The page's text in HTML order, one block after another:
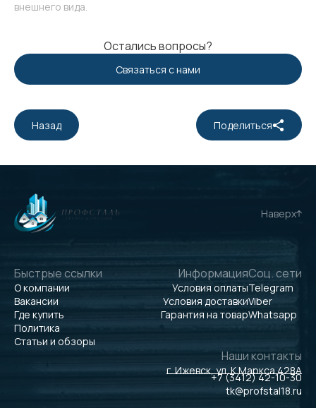
внешнего вида.
Остались вопросы?
Связаться с нами
Назад Поделиться
Наверх
Быстрые ссылки
О компании
Вакансии
Где купить
Политика
Статьи и обзоры
Информация
Условия оплаты
Условия доставки
Гарантия на товар
Соц. сети
Telegram
Viber
Whatsapp
Наши контакты
г. Ижевск, ул. К.Маркса 428А
+7 (3412) 42-10-30
tk@profstal18.ru